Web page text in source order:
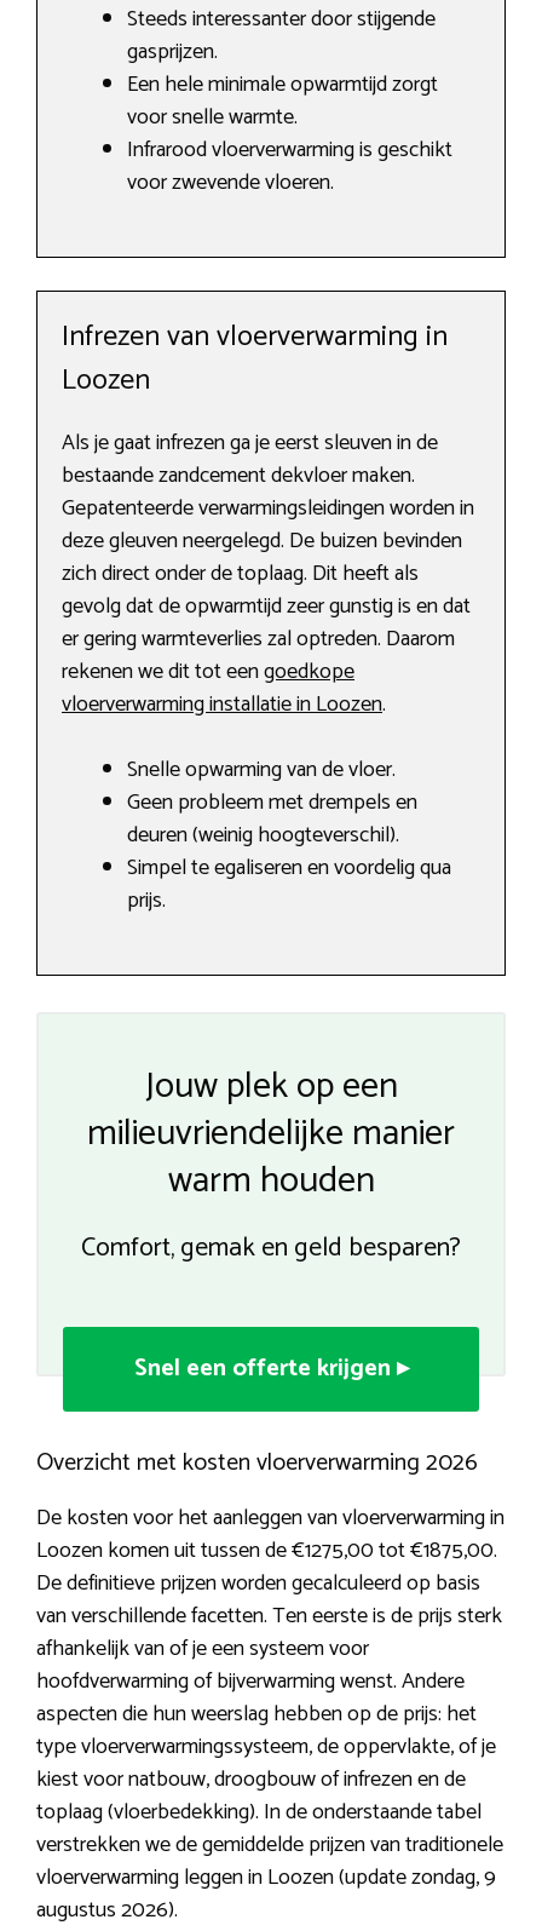
Steeds interessanter door stijgende
gasprijzen.
Een hele minimale opwarmtijd zorgt
voor snelle warmte.
Infrarood vloerverwarming is geschikt
voor zwevende vloeren.
Infrezen van vloerverwarming in
Loozen
Als je gaat infrezen ga je eerst sleuven in de
bestaande zandcement dekvloer maken.
Gepatenteerde verwarmingsleidingen worden in
deze gleuven neergelegd. De buizen bevinden
zich direct onder de toplaag. Dit heeft als
gevolg dat de opwarmtijd zeer gunstig is en dat
er gering warmteverlies zal optreden. Daarom
rekenen we dit tot eengoedkope
vloerverwarming installatie in Loozen.
Snelle opwarming van de vloer.
Geen probleem met drempels en
deuren (weinig hoogteverschil).
Simpel te egaliseren en voordelig qua
prijs.
Jouw plek op een
milieuvriendelijke manier
warm houden
Comfort, gemak en geld besparen?
Snel een offerte krijgen ▸
Overzicht met kosten vloerverwarming 2026
De kosten voor het aanleggen van vloerverwarming in
Loozen komen uit tussen de €1275,00 tot €1875,00.
De definitieve prijzen worden gecalculeerd op basis
van verschillende facetten. Ten eerste is de prijs sterk
afhankelijk van of je een systeem voor
hoofdverwarming of bijverwarming wenst. Andere
aspecten die hun weerslag hebben op de prijs: het
type vloerverwarmingssysteem, de oppervlakte, of je
kiest voor natbouw, droogbouw of infrezen en de
toplaag (vloerbedekking). In de onderstaande tabel
verstrekken we de gemiddelde prijzen van traditionele
vloerverwarming leggen in Loozen (update zondag, 9
augustus 2026).